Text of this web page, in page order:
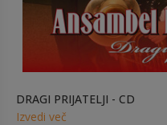
DRAGI PRIJATELJI - CD
Izvedi več